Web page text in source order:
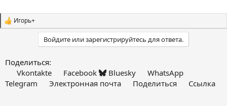
С
т
и
Игорь+
Войдите или зарегистрируйтесь для ответа.
Поделиться:
Vkontakte
Facebook Bluesky
WhatsApp
Telegram
Электронная почта Поделиться Ссылка